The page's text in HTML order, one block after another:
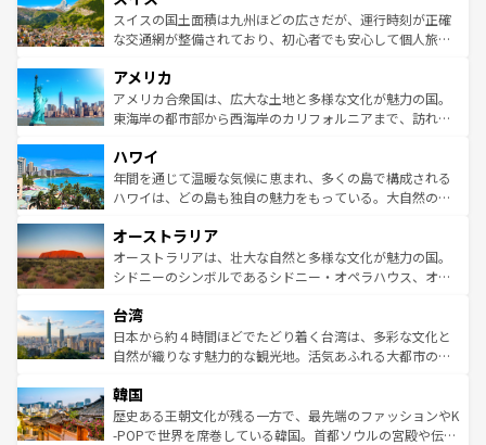
きるだろう。 なお、新着のフランス情報はコンテンツ一覧
を参照してほしい。
ドイツ情報はコンテンツ一覧を参照してほしい。
ティー、ビール好きにはたまらない英国パブ、サッカー観
戦など、本場だからこそできる体験も豊富。イギリスを旅
ンツ一覧を参照してほしい。
スイスの国土面積は九州ほどの広さだが、運行時刻が正確
な交通網が整備されており、初心者でも安心して個人旅行
の建物がそのまま残る町や、スイスならではのユニークな
博物館もあり、アルプス観光だけでなく町歩きも満喫する
ことができる。国民の所得が高いため物価も高いが、旅行
ば市内交通費無料で観光を楽しむこともできる。 なお、新
着のスイス情報はコンテンツ一覧 を参照してほしい。
アメリカ
アメリカ合衆国は、広大な土地と多様な文化が魅力の国。
東海岸の都市部から西海岸のカリフォルニアまで、訪れる
のような巨大都市は、観光、ショッピング、エンターテイ
ンメントが詰まった刺激的なスポットだ。一方、アメリカ
西部には大自然が広がり、グランドキャニオンやイエロー
部のニューオーリンズでは、音楽と美食が融合した独特の
文化が魅力。旅行者はアメリカの各地域で異なる魅力を楽
しみながら、その多様性と豊かな歴史を感じることができ
ならではの贅沢な旅のスタイルだ。 なお、新着のアメリカ
情報はコンテンツ一覧を参照してほしい。
ハワイ
年間を通じて温暖な気候に恵まれ、多くの島で構成される
ハワイは、どの島も独自の魅力をもっている。大自然の神
ワイ島は見逃せない。また、定番の観光地といえばオアフ
島だが、静かな自然を求めるならマウイ島やカウアイ島が
おすすめ。エメラルドグリーンに輝く海をはじめ、豊かな
れるおもてなしの心で訪れる人々を迎えてくれるハワイの
人々、おいしいローカルフードやハワイアンミュージッ
ク、伝統的なフラダンスなど、すべてがハワイの魅力を彩
ワイを、存分に味わってほしい。 なお、新着のハワイ情報
はコンテンツ一覧を参照してほしい。
オーストラリア
オーストラリアは、壮大な自然と多様な文化が魅力の国。
シドニーのシンボルであるシドニー・オペラハウス、オー
リアリーフや大陸中央部にそびえるウルル（エアーズロッ
ク）、タスマニアの美しい原生林やケアンズの熱帯雨林な
ど、見どころがたくさん。また、カフェやワイン、オージ
いる。アクティビティも充実しており、サーフィンやダイ
ビング、ハイキングなど、アウトドア好きにはたまらな
い。オーストラリアの多彩な魅力を存分に味わいつくそ
台湾
日本から約４時間ほどでたどり着く台湾は、多彩な文化と
自然が織りなす魅力的な観光地。活気あふれる大都市の台
ン）、静ひつな山岳地帯である台湾東部など、都市の喧騒
と山間の静けさが共存しており、訪れる人に新しい発見と
驚きをもたらしてくれる。また、奥深い台湾の食文化も魅
韓国
歴史ある王朝文化が残る一方で、最先端のファッションやK
-POPで世界を席巻している韓国。首都ソウルの宮殿や伝統